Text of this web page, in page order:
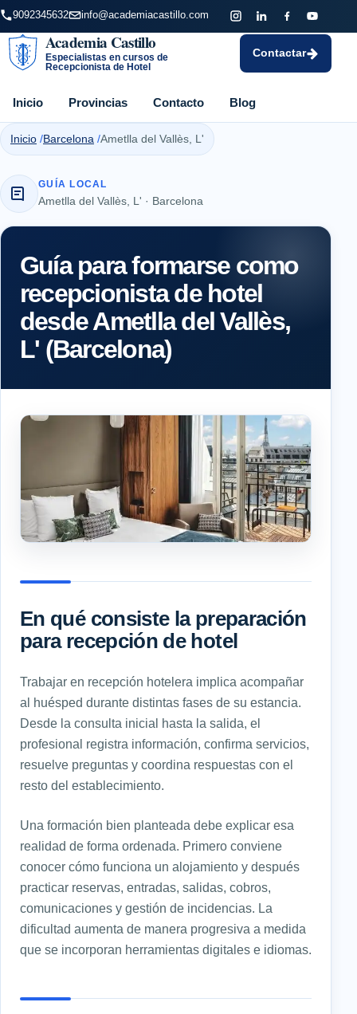
9092345632 info@academiacastillo.com
Academia Castillo
Especialistas en cursos de
Recepcionista de Hotel
Inicio Provincias Contacto Blog
Contactar
Inicio Barcelona Ametlla del Vallès, L'
GUÍA LOCAL
Ametlla del Vallès, L' · Barcelona
Guía para formarse como
recepcionista de hotel
desde Ametlla del Vallès,
L' (Barcelona)
En qué consiste la preparación
para recepción de hotel
Trabajar en recepción hotelera implica acompañar
al huésped durante distintas fases de su estancia.
Desde la consulta inicial hasta la salida, el
profesional registra información, confirma servicios,
resuelve preguntas y coordina respuestas con el
resto del establecimiento.
Una formación bien planteada debe explicar esa
realidad de forma ordenada. Primero conviene
conocer cómo funciona un alojamiento y después
practicar reservas, entradas, salidas, cobros,
comunicaciones y gestión de incidencias. La
dificultad aumenta de manera progresiva a medida
que se incorporan herramientas digitales e idiomas.